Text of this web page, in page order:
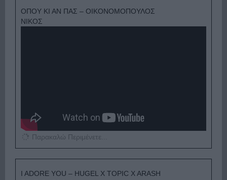
ΟΠΟΥ ΚΙ ΑΝ ΠΑΣ – ΟΙΚΟΝΟΜΟΠΟΥΛΟΣ
ΝΙΚΟΣ
Παρακαλώ Περιμένετε...
I ADORE YOU – HUGEL X TOPIC X ARASH